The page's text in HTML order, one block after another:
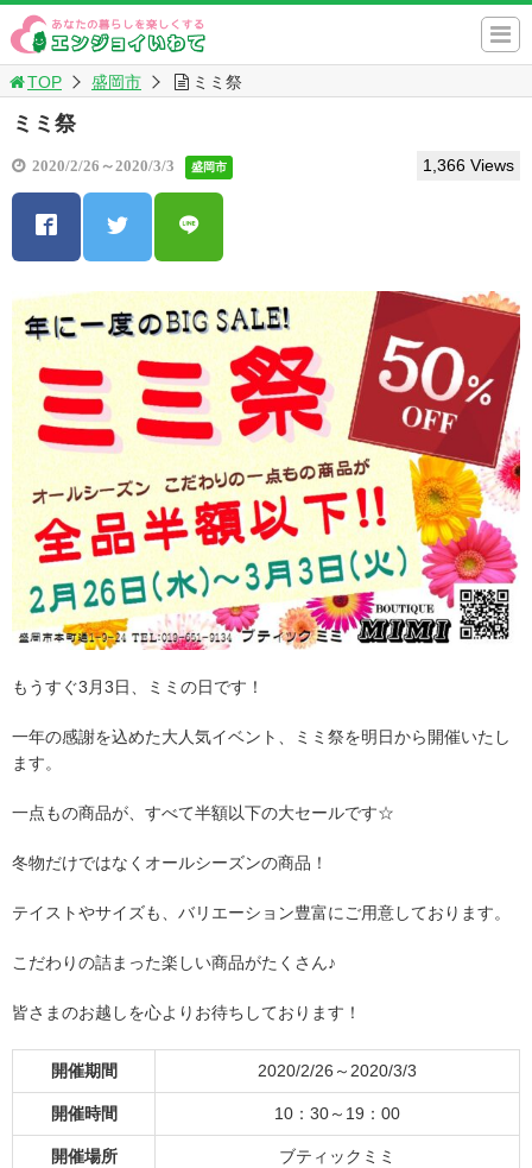
TOP 盛岡市 ミミ祭
ミミ祭
2020/2/26～2020/3/3 盛岡市 1,366 Views
もうすぐ3月3日、ミミの日です！
一年の感謝を込めた大人気イベント、ミミ祭を明日から開催いたし
ます。
一点もの商品が、すべて半額以下の大セールです☆
冬物だけではなくオールシーズンの商品！
テイストやサイズも、バリエーション豊富にご用意しております。
こだわりの詰まった楽しい商品がたくさん♪
皆さまのお越しを心よりお待ちしております！
開催期間 2020/2/26～2020/3/3
開催時間 10：30～19：00
開催場所 ブティックミミ